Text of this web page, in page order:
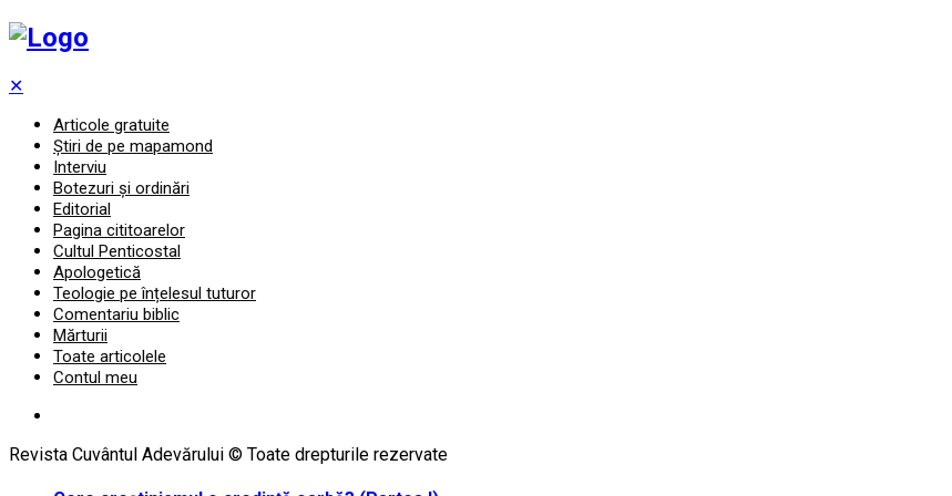
✕
Articole gratuite
Știri de pe mapamond
Interviu
Botezuri și ordinări
Editorial
Pagina cititoarelor
Cultul Penticostal
Apologetică
Teologie pe înțelesul tuturor
Comentariu biblic
Mărturii
Toate articolele
Contul meu
Revista Cuvântul Adevărului © Toate drepturile rezervate